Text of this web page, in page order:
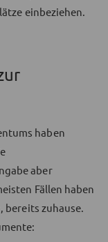
einbeziehen.
haben
aber
Fällen haben
zuhause.